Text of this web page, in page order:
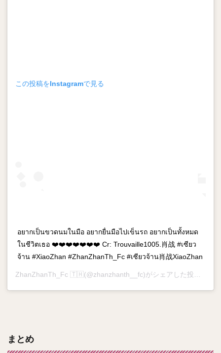
この投稿をInstagramで見る
อยากเป็นขวดนมในมือ อยากยื่นมือไปเข็นรถ อยากเป็นทั้งหมด
ในชีวิตเธอ ❤️❤️❤️❤️❤️❤️❤️ Cr: Trouvaille1005.肖战 #เซียว
จ้าน #XiaoZhan #ZhanZhanTh_Fc #เซียวจ้าน肖战XiaoZhan
ZhanZhanTh_Fc 🇹🇭(@zhanzhanth__fc)がシェアした投稿 –
まとめ